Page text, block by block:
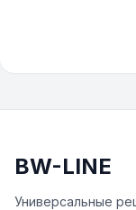
BW-LINE
Универсальные